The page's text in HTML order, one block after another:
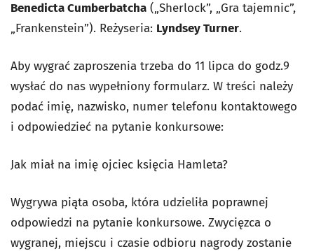
Benedicta Cumberbatcha („Sherlock”, „Gra tajemnic”,
„Frankenstein”). Reżyseria: Lyndsey Turner.
Aby wygrać zaproszenia trzeba do 11 lipca do godz.9
wysłać do nas wypełniony formularz. W treści należy
podać imię, nazwisko, numer telefonu kontaktowego
i odpowiedzieć na pytanie konkursowe:
Jak miał na imię ojciec księcia Hamleta?
Wygrywa piąta osoba, która udzieliła poprawnej
odpowiedzi na pytanie konkursowe. Zwycięzca o
wygranej, miejscu i czasie odbioru nagrody zostanie